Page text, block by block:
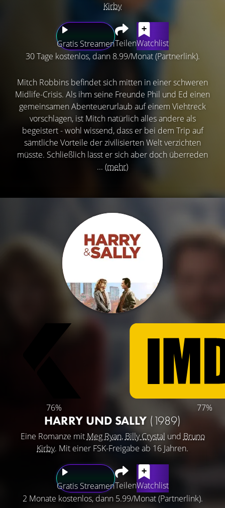
Kirby
Gratis StreamenTeilenWatchlist
30 Tage kostenlos, dann 8.99/Monat (Partnerlink).
Mitch Robbins befindet sich mitten in einer schweren
Midlife-Crisis. Als ihm seine Freunde Phil und Ed einen
gemeinsamen Abenteuerurlaub auf einem Viehtreck
vorschlagen, ist Mitch natürlich alles andere als
begeistert - wohl wissend, dass er bei dem Trip auf
sämtliche Vorteile der zivilisierten Welt verzichten
müsste. Schließlich lässt er sich aber doch überreden
... (mehr)
76% 77%
HARRY UND SALLY (1989)
Eine Romanze mit Meg Ryan, Billy Crystal und Bruno
Kirby. Mit einer FSK-Freigabe ab 16 Jahren.
Gratis StreamenTeilenWatchlist
2 Monate kostenlos, dann 5.99/Monat (Partnerlink).